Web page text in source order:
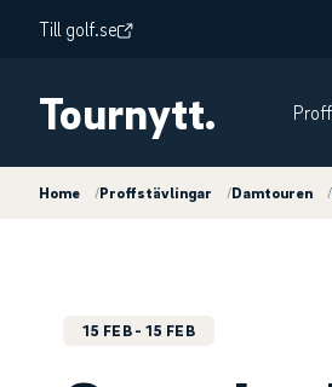
Till golf.se
Tournytt.
Home /Proffstävlingar /Damtouren /
15 FEB- 15 FEB